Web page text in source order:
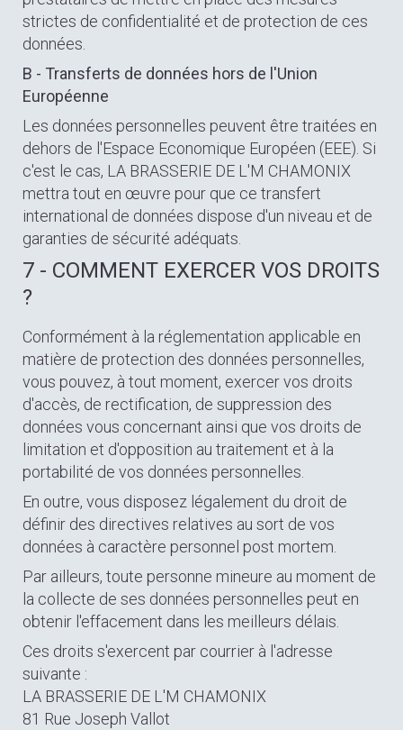
strictes de confidentialité et de protection de ces
données.
B - Transferts de données hors de l'Union
Européenne
Les données personnelles peuvent être traitées en
dehors de l'Espace Economique Européen (EEE). Si
c'est le cas, LA BRASSERIE DE L'M CHAMONIX
mettra tout en œuvre pour que ce transfert
international de données dispose d'un niveau et de
garanties de sécurité adéquats.
7 - COMMENT EXERCER VOS DROITS
?
Conformément à la réglementation applicable en
matière de protection des données personnelles,
vous pouvez, à tout moment, exercer vos droits
d'accès, de rectification, de suppression des
données vous concernant ainsi que vos droits de
limitation et d'opposition au traitement et à la
portabilité de vos données personnelles.
En outre, vous disposez légalement du droit de
définir des directives relatives au sort de vos
données à caractère personnel post mortem.
Par ailleurs, toute personne mineure au moment de
la collecte de ses données personnelles peut en
obtenir l'effacement dans les meilleurs délais.
Ces droits s'exercent par courrier à l'adresse
suivante :
LA BRASSERIE DE L'M CHAMONIX
81 Rue Joseph Vallot